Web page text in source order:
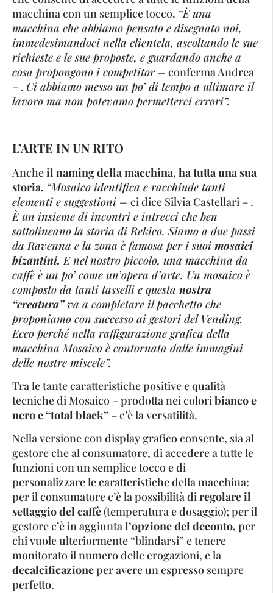
macchina con un semplice tocco. “È una
macchina che abbiamo pensato e disegnato noi,
immedesimandoci nella clientela, ascoltando le sue
richieste e le sue proposte, e guardando anche a
cosa propongono i competitor – conferma Andrea
– . Ci abbiamo messo un po’ di tempo a ultimare il
lavoro ma non potevamo permetterci errori”.
L’ARTE IN UN RITO
Ancheil naming della macchina, ha tutta una sua
storia. “Mosaico identifica e racchiude tanti
elementi e suggestioni – ci dice Silvia Castellari – .
È un insieme di incontri e intrecci che ben
sottolineano la storia di Rekico. Siamo a due passi
da Ravenna e la zona è famosa per i suoi mosaici
bizantini. E nel nostro piccolo, una macchina da
caffè è un po’ come un’opera d’arte. Un mosaico è
composto da tanti tasselli e questa nostra
“creatura”va a completare il pacchetto che
proponiamo con successo ai gestori del Vending.
Ecco perché nella raffigurazione grafica della
macchina Mosaico è contornata dalle immagini
delle nostre miscele”.
Tra le tante caratteristiche positive e qualità
tecniche di Mosaico – prodotta nei coloribianco e
neroe “total black” – c’è la versatilità.
Nella versione con display grafico consente, sia al
gestore che al consumatore, di accedere a tutte le
funzioni con un semplice tocco e di
personalizzare le caratteristiche della macchina:
per il consumatore c’è la possibilità diregolare il
settaggio del caffè(temperatura e dosaggio); per il
gestore c’è in aggiuntal’opzione del deconto, per
chi vuole ulteriormente “blindarsi” e tenere
monitorato il numero delle erogazioni, e la
decalcificazioneper avere un espresso sempre
perfetto.